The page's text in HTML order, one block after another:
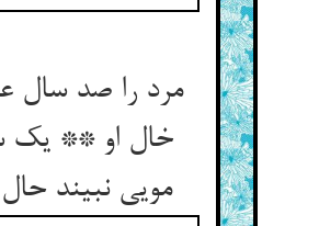
مرد را صد سال
خال او ** یک
مویی نبیند حال